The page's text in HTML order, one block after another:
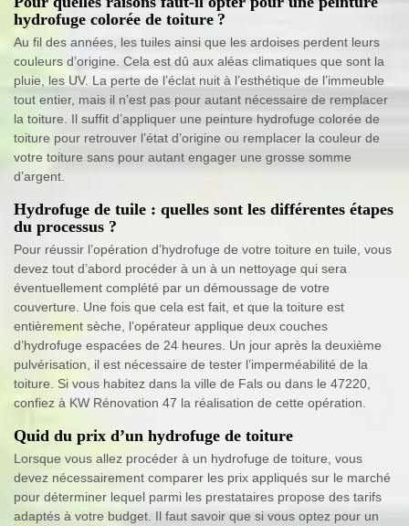
hydrofuge colorée de toiture ?
Au fil des années, les tuiles ainsi que les ardoises perdent leurs
couleurs d’origine. Cela est dû aux aléas climatiques que sont la
pluie, les UV. La perte de l’éclat nuit à l’esthétique de l’immeuble
tout entier, mais il n’est pas pour autant nécessaire de remplacer
la toiture. Il suffit d’appliquer une peinture hydrofuge colorée de
toiture pour retrouver l’état d’origine ou remplacer la couleur de
votre toiture sans pour autant engager une grosse somme
d’argent.
Hydrofuge de tuile : quelles sont les différentes étapes
du processus ?
Pour réussir l’opération d’hydrofuge de votre toiture en tuile, vous
devez tout d’abord procéder à un à un nettoyage qui sera
éventuellement complété par un démoussage de votre
couverture. Une fois que cela est fait, et que la toiture est
entièrement sèche, l’opérateur applique deux couches
d’hydrofuge espacées de 24 heures. Un jour après la deuxième
pulvérisation, il est nécessaire de tester l’imperméabilité de la
toiture. Si vous habitez dans la ville de Fals ou dans le 47220,
confiez à KW Rénovation 47 la réalisation de cette opération.
Quid du prix d’un hydrofuge de toiture
Lorsque vous allez procéder à un hydrofuge de toiture, vous
devez nécessairement comparer les prix appliqués sur le marché
pour déterminer lequel parmi les prestataires propose des tarifs
adaptés à votre budget. Il faut savoir que si vous optez pour un